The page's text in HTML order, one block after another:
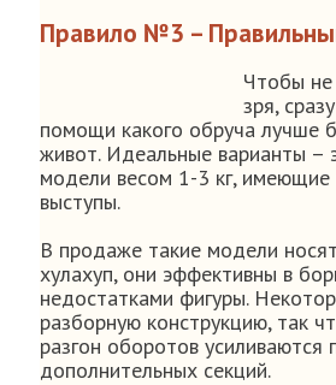
Правило №3 –
Чтобы не
зря,
помощи какого обруча лучше
живот. Идеальные варианты –
модели весом 1-3 кг,
выступы.
В продаже такие модели
хулахуп, они эффективны в
недостатками фигуры.
разборную конструкцию, так
разгон оборотов
дополнительных секций.